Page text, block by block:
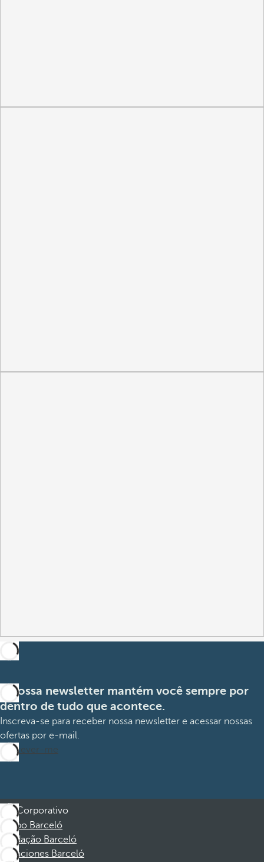
A nossa newsletter mantém você sempre por
dentro de tudo que acontece.
Inscreva-se para receber nossa newsletter e acessar nossas
ofertas por e-mail.
Inscrever-me
Corporativo
Grupo Barceló
Fundação Barceló
Vacaciones Barceló